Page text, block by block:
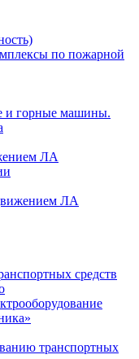
по пожарной
и горные машины.
ЛА
ЛА
средств
транспортных